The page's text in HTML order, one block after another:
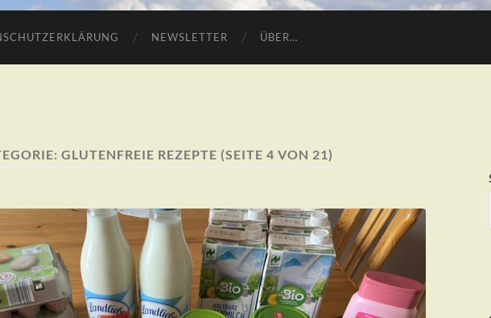
NEWSLETTER ÜBER…
GLUTENFREIE REZEPTE (SEITE 4 VON 21)